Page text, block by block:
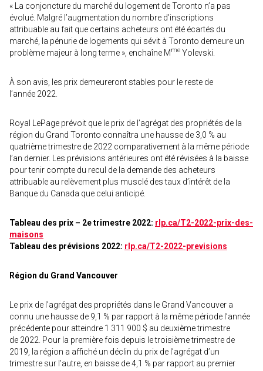
« La conjoncture du marché du logement de Toronto n’a pas
évolué. Malgré l’augmentation du nombre d’inscriptions
attribuable au fait que certains acheteurs ont été écartés du
marché, la pénurie de logements qui sévit à Toronto demeure un
problème majeur à long terme », enchaîne Mme Yolevski.
À son avis, les prix demeureront stables pour le reste de
l’année 2022.
Royal LePage prévoit que le prix de l’agrégat des propriétés de la
région du Grand Toronto connaîtra une hausse de 3,0 % au
quatrième trimestre de 2022 comparativement à la même période
l’an dernier. Les prévisions antérieures ont été révisées à la baisse
pour tenir compte du recul de la demande des acheteurs
attribuable au relèvement plus musclé des taux d’intérêt de la
Banque du Canada que celui anticipé.
Tableau des prix – 2e trimestre 2022: rlp.ca/T2-2022-prix-des-
maisons
Tableau des prévisions 2022: rlp.ca/T2-2022-previsions
Région du Grand Vancouver
Le prix de l’agrégat des propriétés dans le Grand Vancouver a
connu une hausse de 9,1 % par rapport à la même période l’année
précédente pour atteindre 1 311 900 $ au deuxième trimestre
de 2022. Pour la première fois depuis le troisième trimestre de
2019, la région a affiché un déclin du prix de l’agrégat d’un
trimestre sur l’autre, en baisse de 4,1 % par rapport au premier